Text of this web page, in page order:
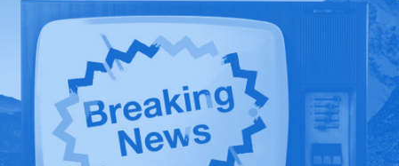
Gatherings, le giornate si sono concluse naturalmente in
compagnia.In totale, hanno partecipato 1.461 persone
provenienti da oltre 30 paesi, tra cui 265 negozi.Scopri i
momenti salienti nella Galleria storica di SHOPS 1
TRY.SHOPS 1 STTRY torna a Hochfügen dal 17 al 19
gennaio 2027.